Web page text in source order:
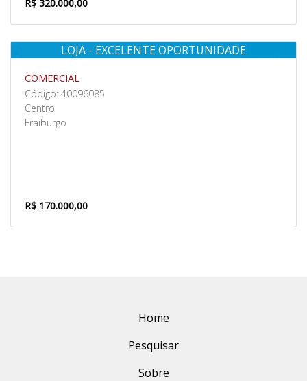
R$ 320.000,00
Venda
LOJA - EXCELENTE OPORTUNIDADE
COMERCIAL
Código: 40096085
Centro
Fraiburgo
R$ 170.000,00
Home
Pesquisar
Sobre